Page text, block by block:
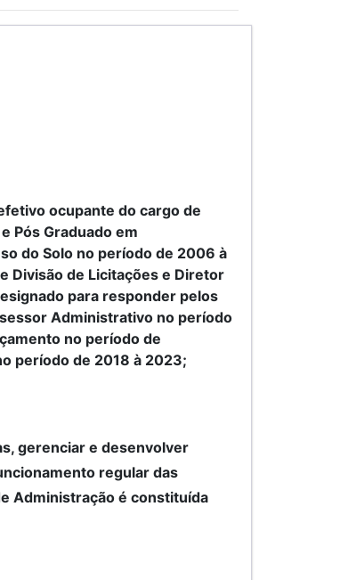
ocupante do cargo de
Pós Graduado em
do Solo no período de 2006 à
Divisão de Licitações e Diretor
para responder pelos
Administrativo no período
no período de
período de 2018 à 2023;
gerenciar e desenvolver
regular das
Administração é constituída